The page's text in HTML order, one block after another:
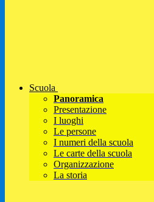
Scuola
Panoramica
Presentazione
I luoghi
Le persone
I numeri della scuola
Le carte della scuola
Organizzazione
La storia